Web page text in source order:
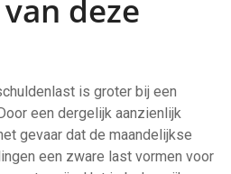
deze
is groter bij een
een dergelijk aanzienlijk
gevaar dat de maandelijkse
een zware last vormen voor